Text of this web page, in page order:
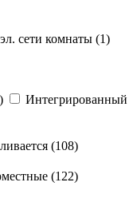
сети комнаты (1)
)
Интегрированный
(108)
(122)